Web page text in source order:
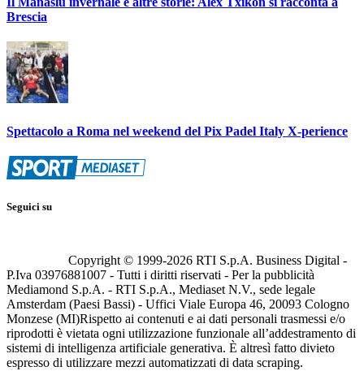
Brescia
Spettacolo a Roma nel weekend del Pix Padel Italy X-perience
Seguici su
Copyright © 1999-2026 RTI S.p.A. Business Digital -
P.Iva 03976881007 - Tutti i diritti riservati - Per la pubblicità
Mediamond S.p.A. - RTI S.p.A., Mediaset N.V., sede legale
Amsterdam (Paesi Bassi) - Uffici Viale Europa 46, 20093 Cologno
Monzese (MI)Rispetto ai contenuti e ai dati personali trasmessi e/o
riprodotti è vietata ogni utilizzazione funzionale all’addestramento di
sistemi di intelligenza artificiale generativa. È altresì fatto divieto
espresso di utilizzare mezzi automatizzati di data scraping.